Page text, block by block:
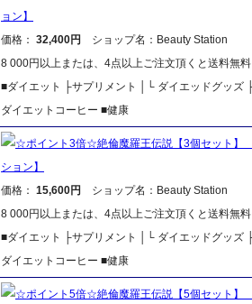
ョン】
価格： 32,400円
ショップ名：Beauty Station
8 000円以上または、4点以上ご注文頂くと送料無
■ダイエット ├サプリメント │└ ダイエッドグッ
ダイエットコーヒー ■健康
☆ポイント3倍☆絶倫魔羅王伝説【3個セット】
ション】
価格： 15,600円
ショップ名：Beauty Station
8 000円以上または、4点以上ご注文頂くと送料無
■ダイエット ├サプリメント │└ ダイエッドグッ
ダイエットコーヒー ■健康
☆ポイント5倍☆絶倫魔羅王伝説【5個セット】